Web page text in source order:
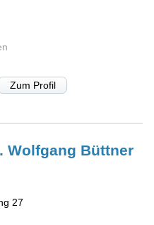
Zum Profil
Wolfgang Büttner
27